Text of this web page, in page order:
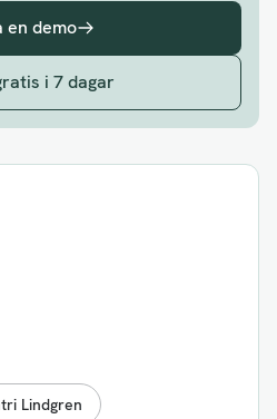
en demo
i 7 dagar
Lindgren